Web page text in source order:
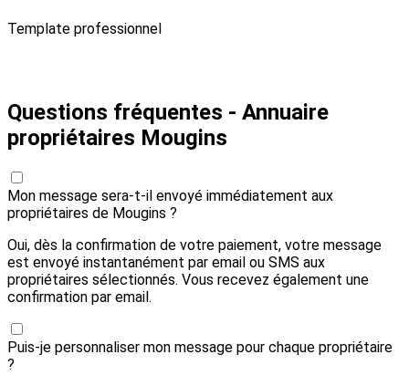
Template professionnel
Questions fréquentes - Annuaire
propriétaires Mougins
Mon message sera-t-il envoyé immédiatement aux
propriétaires de Mougins ?
Oui, dès la confirmation de votre paiement, votre message
est envoyé instantanément par email ou SMS aux
propriétaires sélectionnés. Vous recevez également une
confirmation par email.
Puis-je personnaliser mon message pour chaque propriétaire
?